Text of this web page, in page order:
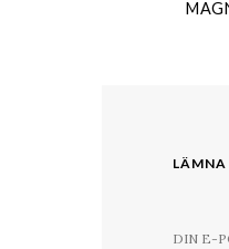
LÄMNA
DIN E-